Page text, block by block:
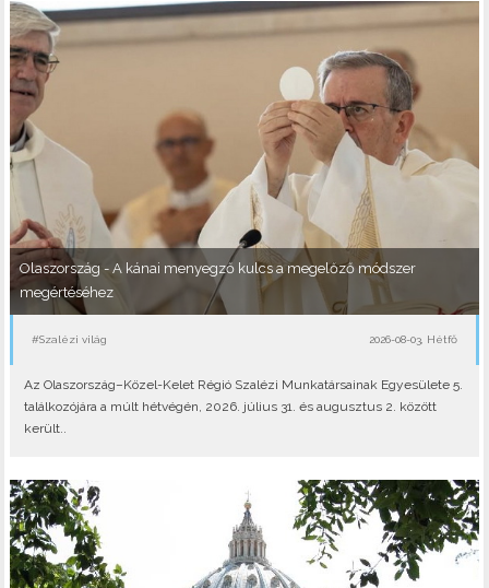
Olaszország - A kánai menyegző kulcs a megelőző módszer
megértéséhez
#Szalézi világ 2026-08-03, Hétfő
Az Olaszország–Közel-Kelet Régió Szalézi Munkatársainak Egyesülete 5.
találkozójára a múlt hétvégén, 2026. július 31. és augusztus 2. között
került..